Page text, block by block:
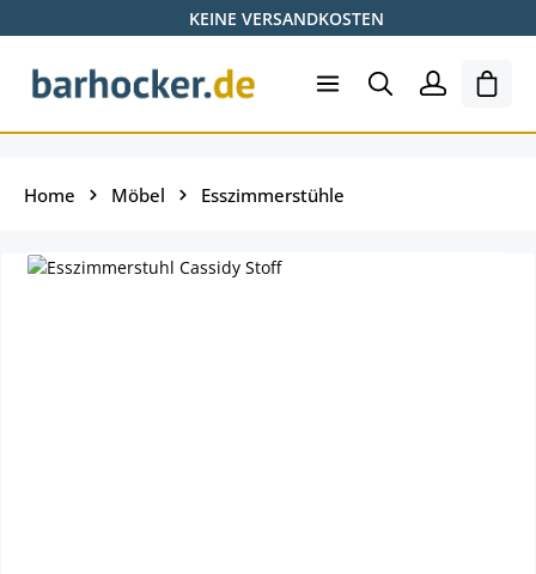
Zum Hauptinhalt springenKEINE VERSANDKOSTEN
Home Möbel Esszimmerstühle